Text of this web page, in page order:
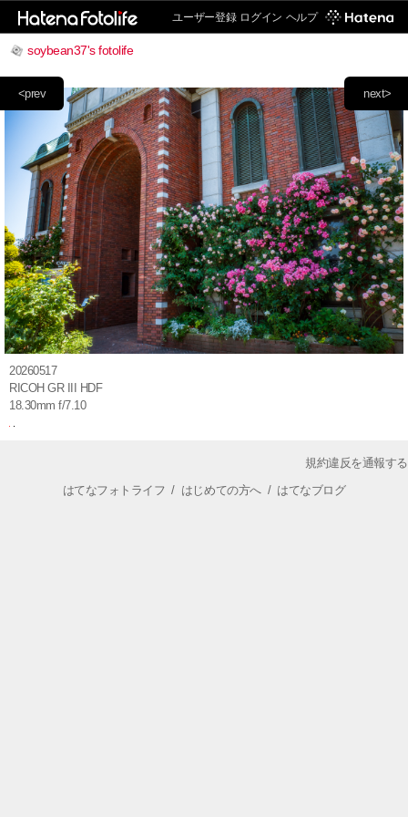
ユーザー登録 ログイン ヘルプ
soybean37's fotolife
next>
<prev
20260517
RICOH GR III HDF
18.30mm f/7.10
規約違反を通報する
はてなフォトライフ / はじめての方へ/ はてなブログ